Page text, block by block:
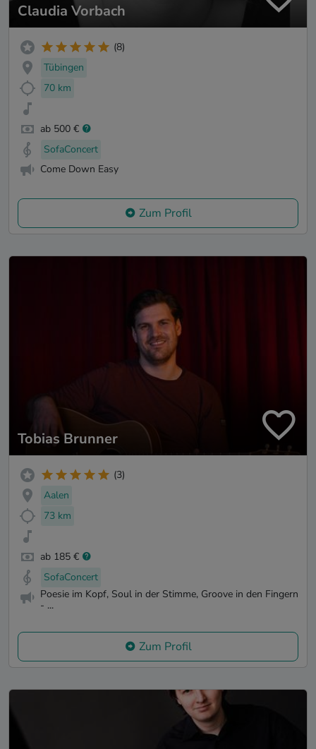
Claudia Vorbach
(8)
Tübingen
70 km
ab 500 €
SofaConcert
Come Down Easy
Zum Profil
Tobias Brunner
(3)
Aalen
73 km
ab 185 €
SofaConcert
Poesie im Kopf, Soul in der Stimme, Groove in den Fingern
- ...
Zum Profil